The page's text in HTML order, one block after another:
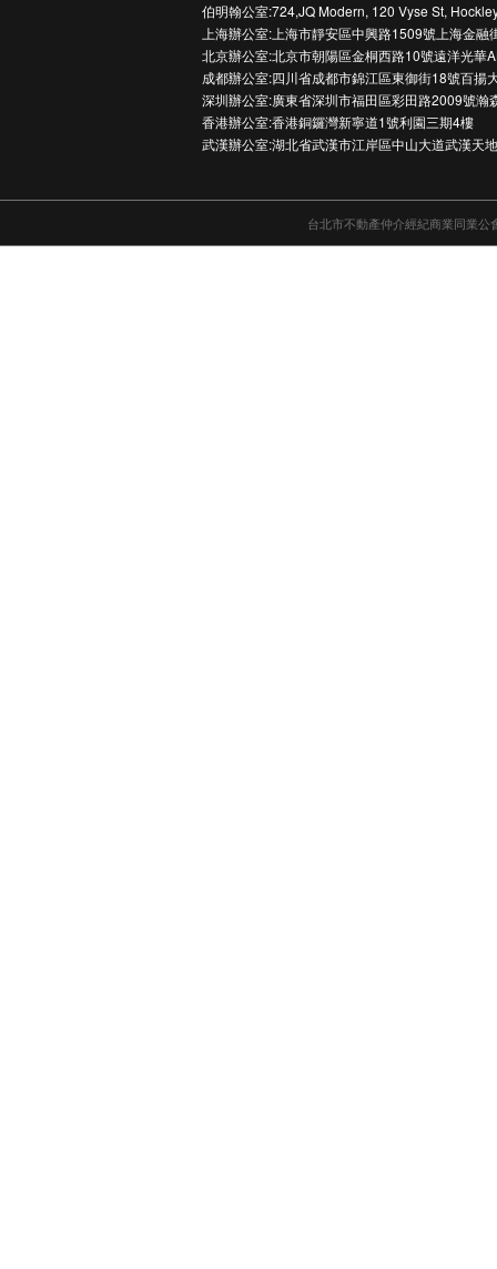
伯明翰公室:724,JQ Modern, 120 Vyse St,
上海辦公室:上海市靜安區中興路1509號上海金融
北京辦公室:北京市朝陽區金桐西路10號遠洋光華
成都辦公室:四川省成都市錦江區東御街18號百揚
深圳辦公室:廣東省深圳市福田區彩田路2009號瀚
香港辦公室:香港銅鑼灣新寧道1號利園三期4樓
武漢辦公室:湖北省武漢市江岸區中山大道武漢天
台北市不動產仲介經紀商業同業公